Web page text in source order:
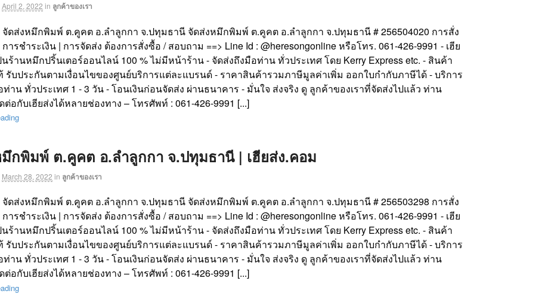
April 2, 2022 in ลูกค้าของเรา
ดส่งหมึกพิมพ์ ต.คูคต อ.ลำลูกกา จ.ปทุมธานี จัดส่งหมึกพิมพ์ ต.คูคต อ.ลำลูกกา จ.ปทุมธานี # 256504020 การสั่ง
ารชำระเงิน | การจัดส่ง ต้องการสั่งซื้อ / สอบถาม ==> Line Id : @heresongonline หรือโทร. 061-426-9991 - เฮีย
นร้านหมึกปริ้นเตอร์ออนไลน์ 100 % ไม่มีหน้าร้าน - จัดส่งถึงมือท่าน ทั่วประเทศ โดย Kerry Express etc. - สินค้า
รับประกันตามเงื่อนไขของศูนย์บริการแต่ละแบรนด์ - ราคาสินค้ารวมภาษีมูลค่าเพิ่ม ออกใบกำกับภาษีได้ - บริการ
ท่าน ทั่วประเทศ 1 - 3 วัน - โอนเงินก่อนจัดส่ง ผ่านธนาคาร - มั่นใจ ส่งจริง ดู ลูกค้าของเราที่จัดส่งไปแล้ว ท่าน
อกับเฮียส่งได้หลายช่องทาง – โทรศัพท์ : 061-426-9991 [...]
กพิมพ์ ต.คูคต อ.ลำลูกกา จ.ปทุมธานี | เฮียส่ง.คอม
March 28, 2022 in ลูกค้าของเรา
ดส่งหมึกพิมพ์ ต.คูคต อ.ลำลูกกา จ.ปทุมธานี จัดส่งหมึกพิมพ์ ต.คูคต อ.ลำลูกกา จ.ปทุมธานี # 256503298 การสั่ง
ารชำระเงิน | การจัดส่ง ต้องการสั่งซื้อ / สอบถาม ==> Line Id : @heresongonline หรือโทร. 061-426-9991 - เฮีย
นร้านหมึกปริ้นเตอร์ออนไลน์ 100 % ไม่มีหน้าร้าน - จัดส่งถึงมือท่าน ทั่วประเทศ โดย Kerry Express etc. - สินค้า
รับประกันตามเงื่อนไขของศูนย์บริการแต่ละแบรนด์ - ราคาสินค้ารวมภาษีมูลค่าเพิ่ม ออกใบกำกับภาษีได้ - บริการ
ท่าน ทั่วประเทศ 1 - 3 วัน - โอนเงินก่อนจัดส่ง ผ่านธนาคาร - มั่นใจ ส่งจริง ดู ลูกค้าของเราที่จัดส่งไปแล้ว ท่าน
อกับเฮียส่งได้หลายช่องทาง – โทรศัพท์ : 061-426-9991 [...]